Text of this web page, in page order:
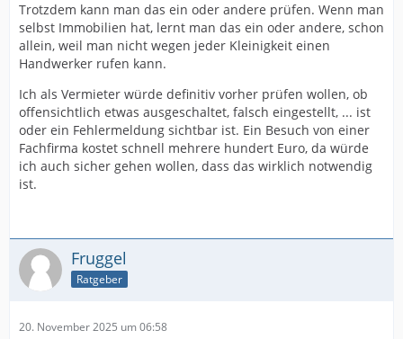
Trotzdem kann man das ein oder andere prüfen. Wenn man
selbst Immobilien hat, lernt man das ein oder andere, schon
allein, weil man nicht wegen jeder Kleinigkeit einen
Handwerker rufen kann.
Ich als Vermieter würde definitiv vorher prüfen wollen, ob
offensichtlich etwas ausgeschaltet, falsch eingestellt, ... ist
oder ein Fehlermeldung sichtbar ist. Ein Besuch von einer
Fachfirma kostet schnell mehrere hundert Euro, da würde
ich auch sicher gehen wollen, dass das wirklich notwendig
ist.
Fruggel
Ratgeber
20. November 2025 um 06:58